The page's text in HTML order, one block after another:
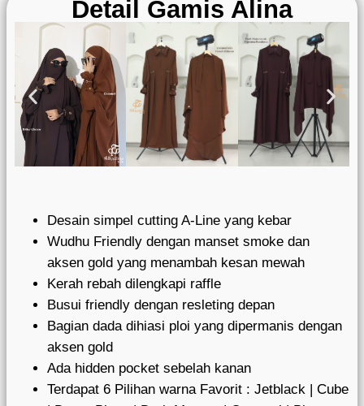
Detail Gamis Alina
Desain simpel cutting A-Line yang kebar
Wudhu Friendly dengan manset smoke dan
aksen gold yang menambah kesan mewah
Kerah rebah dilengkapi raffle
Busui friendly dengan resleting depan
Bagian dada dihiasi ploi yang dipermanis dengan
aksen gold
Ada hidden pocket sebelah kanan
Terdapat 6 Pilihan warna Favorit : Jetblack | Cube